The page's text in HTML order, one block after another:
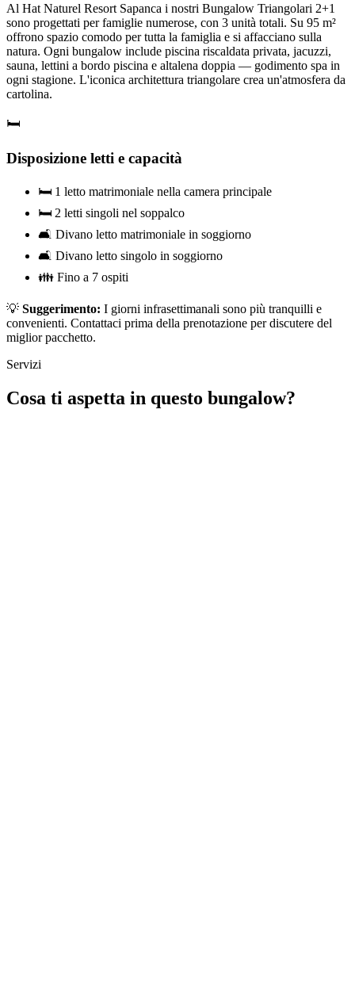
Al Hat Naturel Resort Sapanca i nostri Bungalow Triangolari 2+1
sono progettati per famiglie numerose, con 3 unità totali. Su 95 m²
offrono spazio comodo per tutta la famiglia e si affacciano sulla
natura. Ogni bungalow include piscina riscaldata privata, jacuzzi,
sauna, lettini a bordo piscina e altalena doppia — godimento spa in
ogni stagione. L'iconica architettura triangolare crea un'atmosfera da
cartolina.
🛏️
Disposizione letti e capacità
🛏️ 1 letto matrimoniale nella camera principale
🛏️ 2 letti singoli nel soppalco
🛋️ Divano letto matrimoniale in soggiorno
🛋️ Divano letto singolo in soggiorno
👪 Fino a 7 ospiti
💡 Suggerimento: I giorni infrasettimanali sono più tranquilli e
convenienti. Contattaci prima della prenotazione per discutere del
miglior pacchetto.
Servizi
Cosa ti aspetta in questo bungalow?